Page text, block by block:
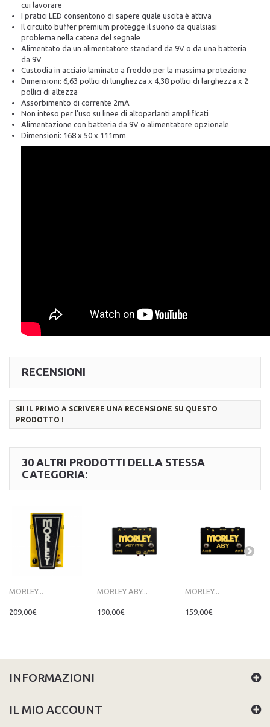
cui lavorare
I pratici LED consentono di sapere quale uscita è attiva
Il circuito buffer premium protegge il suono da qualsiasi
problema nella catena del segnale
Alimentato da un alimentatore standard da 9V o da una batteria
da 9V
Custodia in acciaio laminato a freddo per la massima protezione
Dimensioni: 6,63 pollici di lunghezza x 4,38 pollici di larghezza x 2
pollici di altezza
Assorbimento di corrente 2mA
Non inteso per l'uso su linee di altoparlanti amplificati
Alimentazione con batteria da 9V o alimentatore opzionale
Dimensioni: 168 x 50 x 111mm
RECENSIONI
SII IL PRIMO A SCRIVERE UNA RECENSIONE SU QUESTO
PRODOTTO !
30 ALTRI PRODOTTI DELLA STESSA
CATEGORIA:
MORLEY...
209,00€
MORLEY ABY...
190,00€
MORLEY...
159,00€
INFORMAZIONI
IL MIO ACCOUNT